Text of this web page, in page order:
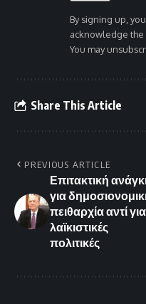
By signing up,
acknowledge the
You may
Share This Article
PREVIOUS ARTICLE
Επιτακτική
για
πειθαρχία αντί για
λαϊκιστικές
πολιτικές